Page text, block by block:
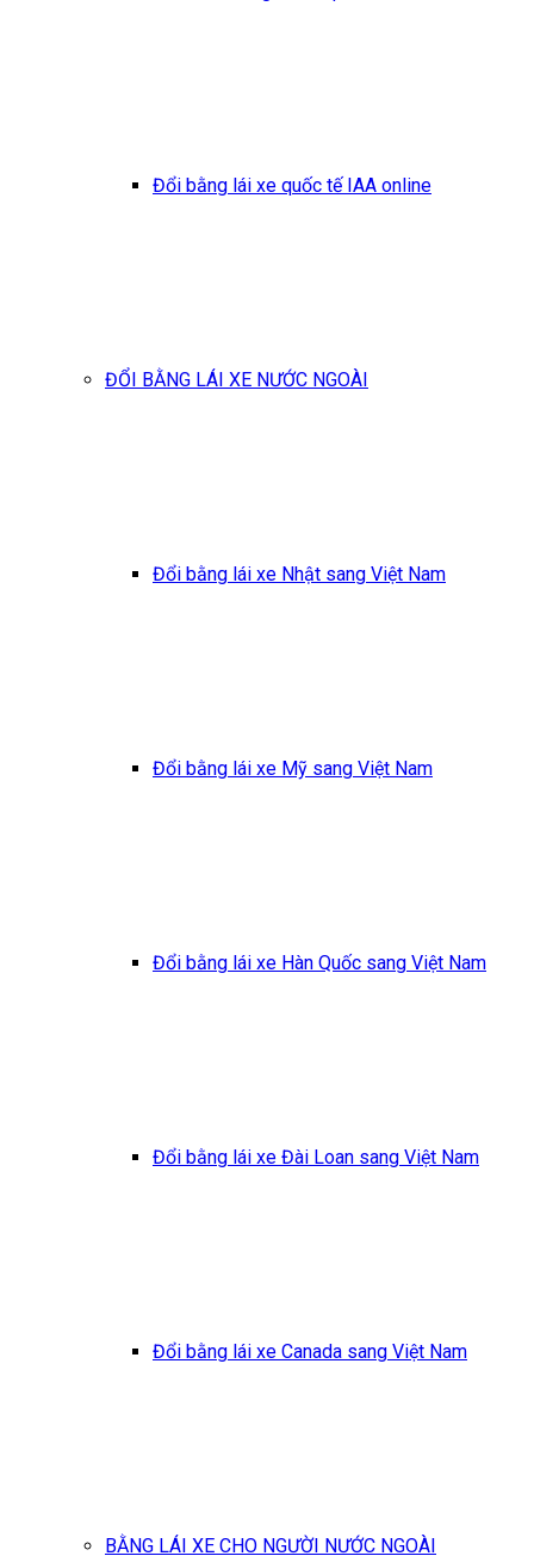
Đổi bằng lái xe quốc tế IAA online
ĐỔI BẰNG LÁI XE NƯỚC NGOÀI
Đổi bằng lái xe Nhật sang Việt Nam
Đổi bằng lái xe Mỹ sang Việt Nam
Đổi bằng lái xe Hàn Quốc sang Việt Nam
Đổi bằng lái xe Đài Loan sang Việt Nam
Đổi bằng lái xe Canada sang Việt Nam
BẰNG LÁI XE CHO NGƯỜI NƯỚC NGOÀI